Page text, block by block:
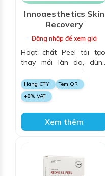
Innoaesthetics Skin
Recovery
Đăng nhập để xem giá
Hoạt chất Peel tái
thay mới làn da,
cho mụn bọc, mủ sưng
viêm, giúp thu nhỏ lỗ chân
lông, trắng sáng, trẻ hóa
da
Hàng CTY
Tem QR
+8% VAT
Xem thêm